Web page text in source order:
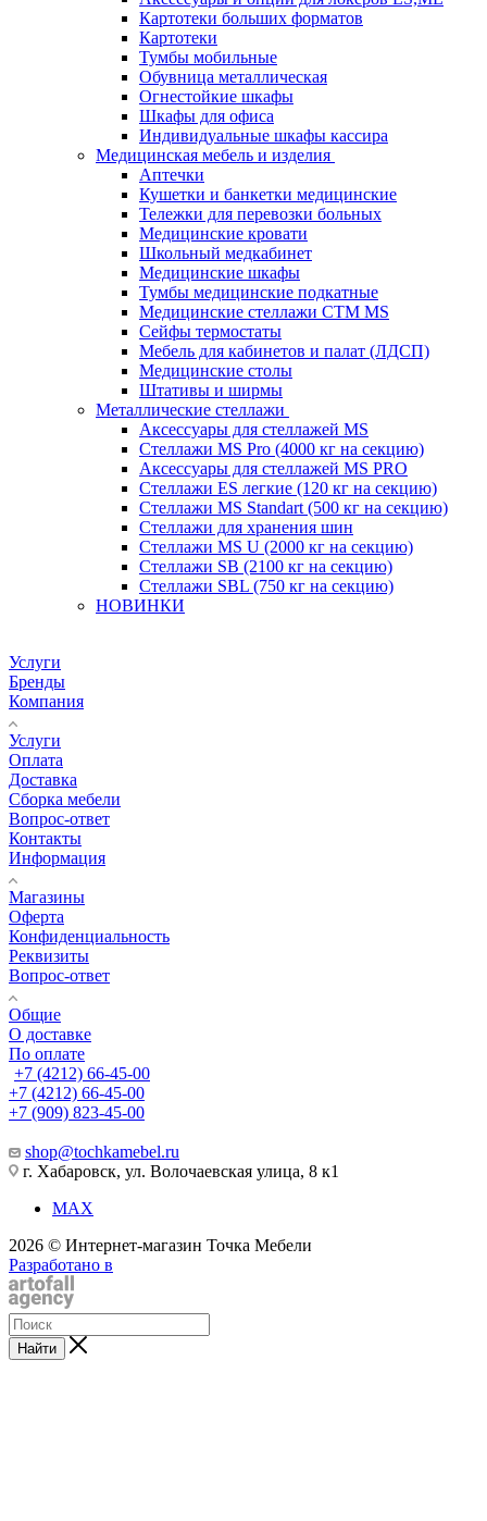
Картотеки больших форматов
Картотеки
Тумбы мобильные
Обувница металлическая
Огнестойкие шкафы
Шкафы для офиса
Индивидуальные шкафы кассира
Медицинская мебель и изделия
Аптечки
Кушетки и банкетки медицинские
Тележки для перевозки больных
Медицинские кровати
Школьный медкабинет
Медицинские шкафы
Тумбы медицинские подкатные
Медицинские стеллажи CTM MS
Сейфы термостаты
Мебель для кабинетов и палат (ЛДСП)
Медицинские столы
Штативы и ширмы
Металлические стеллажи
Аксессуары для стеллажей MS
Стеллажи MS Pro (4000 кг на секцию)
Аксессуары для стеллажей MS PRO
Стеллажи ES легкие (120 кг на секцию)
Стеллажи MS Standart (500 кг на секцию)
Стеллажи для хранения шин
Стеллажи MS U (2000 кг на секцию)
Стеллажи SB (2100 кг на секцию)
Стеллажи SBL (750 кг на секцию)
НОВИНКИ
Услуги
Бренды
Компания
Услуги
Оплата
Доставка
Сборка мебели
Вопрос-ответ
Контакты
Информация
Магазины
Оферта
Конфиденциальность
Реквизиты
Вопрос-ответ
Общие
О доставке
По оплате
+7 (4212) 66-45-00
+7 (4212) 66-45-00
+7 (909) 823-45-00
shop@tochkamebel.ru
г. Хабаровск, ул. Волочаевская улица, 8 к1
MAX
2026 © Интернет-магазин Точка Мебели
Разработано в
Найти